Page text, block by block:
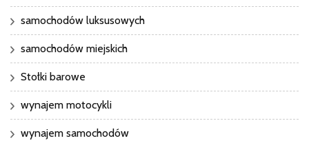
samochodów luksusowych
samochodów miejskich
Stołki barowe
wynajem motocykli
wynajem samochodów